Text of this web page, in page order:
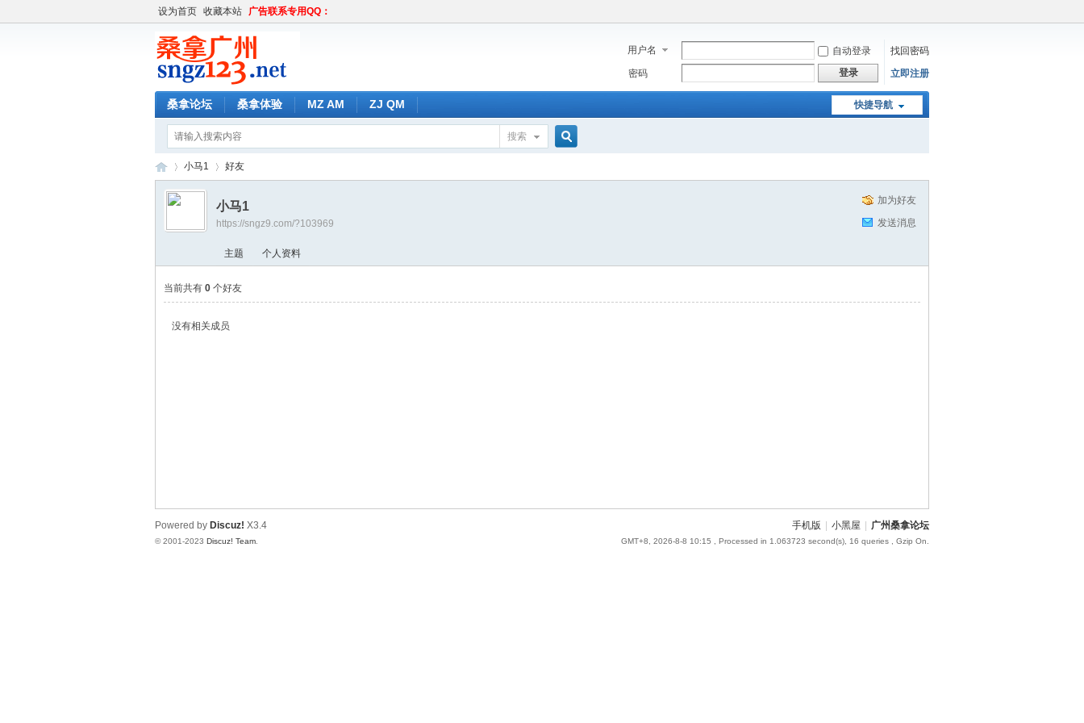
设为首页 收藏本站 广告联系专用QQ：
用户名 自动登录
找回密码
密码
登录 立即注册
快捷导航
桑拿论坛 桑拿体验 MZ AM ZJ QM
搜索
›
小马1 好友
加为好友
发送消息
小马1
https://sngz9.com/?103969
主题 个人资料
当前共有 0 个好友
没有相关成员
手机版 小黑屋 广州桑拿论坛
GMT+8, 2026-8-8 10:15 , Processed in 1.063723 second(s), 16 queries , Gzip On.
Powered by Discuz! X3.4
© 2001-2023 Discuz! Team